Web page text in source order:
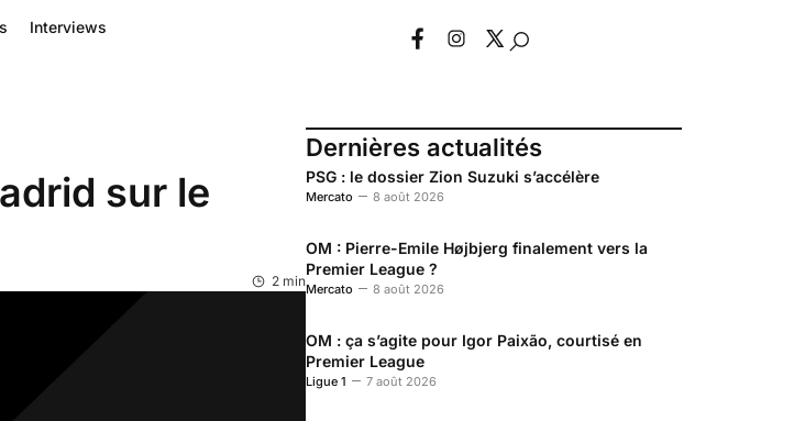
Interviews
sur le
2 min
Dernières actualités
PSG : le dossier Zion Suzuki s’accélère
Mercato 8 août 2026
OM : Pierre-Emile Højbjerg finalement vers la
Premier League ?
Mercato 8 août 2026
OM : ça s’agite pour Igor Paixão, courtisé en
Premier League
Ligue 1 7 août 2026